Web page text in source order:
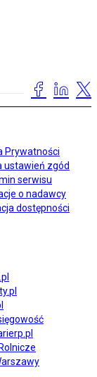
Prywatności
ustawień zgód
serwisu
o nadawcy
dostępności